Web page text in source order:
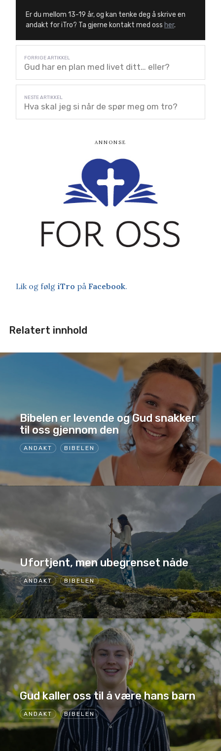
Er du mellom 13-19 år, og kan tenke deg å skrive en
andakt for iTro? Ta gjerne kontakt med oss her.
Gud har en plan med livet ditt… eller?
Hva skal jeg si når de spør meg om tro?
Lik og følg iTro på Facebook.
Relatert innhold
ANDAKT BIBELEN
Bibelen er levende og Gud snakker
til oss gjennom den
ANDAKT BIBELEN
Ufortjent, men ubegrenset nåde
ANDAKT BIBELEN
Gud kaller oss til å være hans barn